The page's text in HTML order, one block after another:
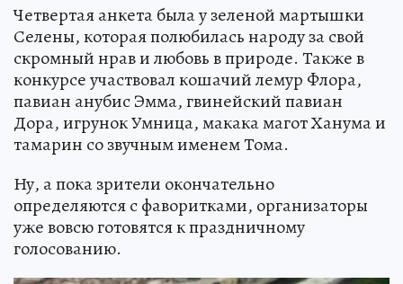
Четвертая анкета была у зеленой мартышки
Селены, которая полюбилась народу за свой
скромный нрав и любовь в природе. Также в
конкурсе участвовал кошачий лемур Флора,
павиан анубис Эмма, гвинейский павиан
Дора, игрунок Умница, макака магот Ханума и
тамарин со звучным именем Тома.
Ну, а пока зрители окончательно
определяются с фаворитками, организаторы
уже вовсю готовятся к праздничному
голосованию.